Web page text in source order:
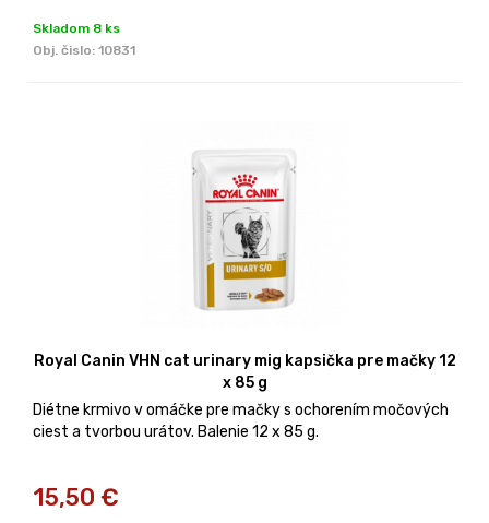
Skladom 8 ks
Obj. čislo: 10831
Royal Canin VHN cat urinary mig kapsička pre mačky 12
x 85 g
Diétne krmivo v omáčke pre mačky s ochorením močových
ciest a tvorbou urátov. Balenie 12 x 85 g.
15,50 €